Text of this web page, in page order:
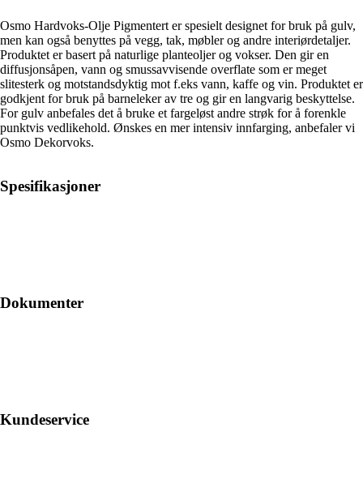
Osmo Hardvoks-Olje Pigmentert er spesielt designet for bruk på gulv,
men kan også benyttes på vegg, tak, møbler og andre interiørdetaljer.
Produktet er basert på naturlige planteoljer og vokser. Den gir en
diffusjonsåpen, vann og smussavvisende overflate som er meget
slitesterk og motstandsdyktig mot f.eks vann, kaffe og vin. Produktet er
godkjent for bruk på barneleker av tre og gir en langvarig beskyttelse.
For gulv anbefales det å bruke et fargeløst andre strøk for å forenkle
punktvis vedlikehold. Ønskes en mer intensiv innfarging, anbefaler vi
Osmo Dekorvoks.
Spesifikasjoner
Dokumenter
Kundeservice